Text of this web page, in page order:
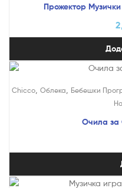
Прожектор
Chicco, Облека Бебешки
Очила за